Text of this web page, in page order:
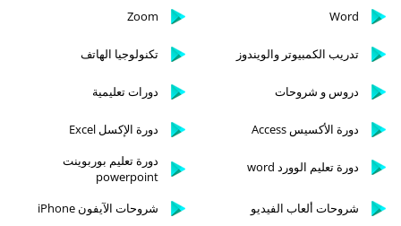
Word
Zoom
تدريب الكمبيوتر والويندوز تكنولوجيا الهاتف
دروس و شروحات دورات تعليمية
دورة الأكسيس Access دورة الإكسل Excel
دورة تعليم الوورد word
دورة تعليم بوربوينت
powerpoint
شروحات ألعاب الفيديو
شروحات الآيفون iPhone